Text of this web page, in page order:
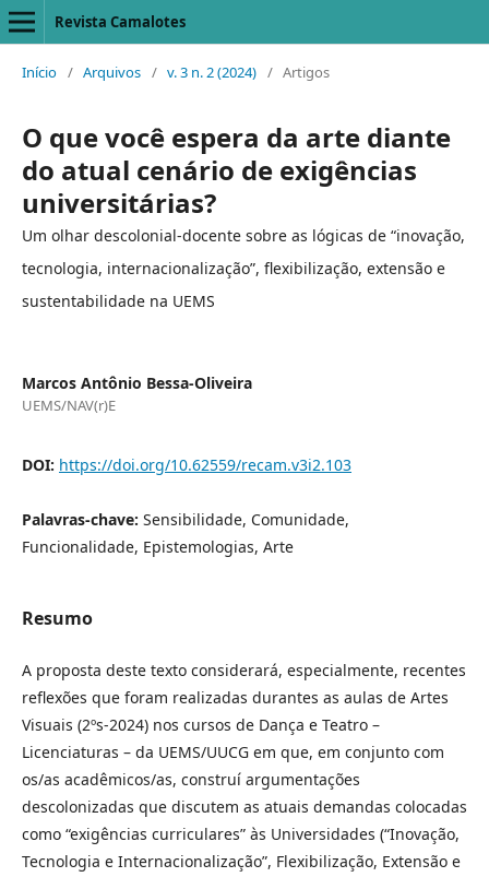
Revista Camalotes
Início / Arquivos / v. 3 n. 2 (2024) / Artigos
O que você espera da arte diante
do atual cenário de exigências
universitárias?
Um olhar descolonial-docente sobre as lógicas de “inovação,
tecnologia, internacionalização”, flexibilização, extensão e
sustentabilidade na UEMS
Marcos Antônio Bessa-Oliveira
UEMS/NAV(r)E
DOI: https://doi.org/10.62559/recam.v3i2.103
Palavras-chave: Sensibilidade, Comunidade,
Funcionalidade, Epistemologias, Arte
Resumo
A proposta deste texto considerará, especialmente, recentes
reflexões que foram realizadas durantes as aulas de Artes
Visuais (2ºs-2024) nos cursos de Dança e Teatro –
Licenciaturas – da UEMS/UUCG em que, em conjunto com
os/as acadêmicos/as, construí argumentações
descolonizadas que discutem as atuais demandas colocadas
como “exigências curriculares” às Universidades (“Inovação,
Tecnologia e Internacionalização”, Flexibilização, Extensão e